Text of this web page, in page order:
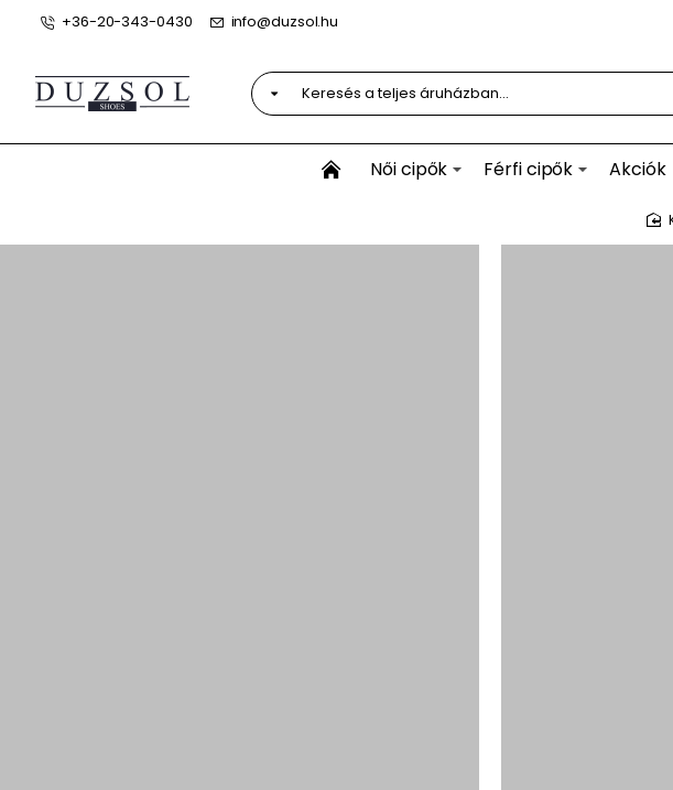
+36-20-343-0430 info@duzsol.hu
Keresés
a
Női cipők Férfi cipők Akciók